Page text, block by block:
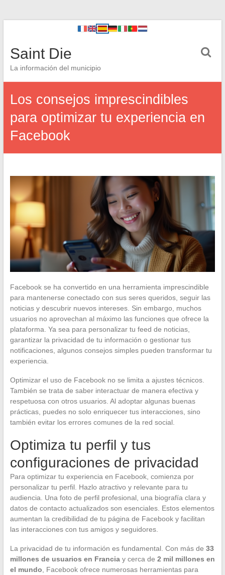
Saint Die
La información del municipio
Los consejos imprescindibles
para optimizar tu experiencia en
Facebook
Facebook se ha convertido en una herramienta imprescindible
para mantenerse conectado con sus seres queridos, seguir las
noticias y descubrir nuevos intereses. Sin embargo, muchos
usuarios no aprovechan al máximo las funciones que ofrece la
plataforma. Ya sea para personalizar tu feed de noticias,
garantizar la privacidad de tu información o gestionar tus
notificaciones, algunos consejos simples pueden transformar tu
experiencia.
Optimizar el uso de Facebook no se limita a ajustes técnicos.
También se trata de saber interactuar de manera efectiva y
respetuosa con otros usuarios. Al adoptar algunas buenas
prácticas, puedes no solo enriquecer tus interacciones, sino
también evitar los errores comunes de la red social.
Optimiza tu perfil y tus
configuraciones de privacidad
Para optimizar tu experiencia en Facebook, comienza por
personalizar tu perfil. Hazlo atractivo y relevante para tu
audiencia. Una foto de perfil profesional, una biografía clara y
datos de contacto actualizados son esenciales. Estos elementos
aumentan la credibilidad de tu página de Facebook y facilitan
las interacciones con tus amigos y seguidores.
La privacidad de tu información es fundamental. Con más de 33
millones de usuarios en Franciay cerca de 2 mil millones en
el mundo , Facebook ofrece numerosas herramientas para